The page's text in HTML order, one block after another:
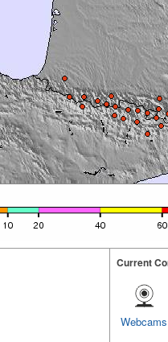
Current
Webcams